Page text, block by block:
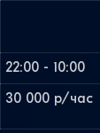
22:00 - 10:00
30 000 р/час